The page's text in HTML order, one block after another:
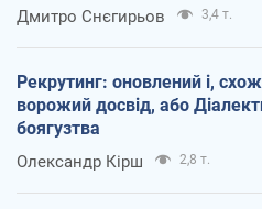
Дмитро Снєгирьов 3,4 т.
Рекрутинг: оновлений і,
ворожий досвід, або
боягузтва
Олександр Кірш 2,8 т.